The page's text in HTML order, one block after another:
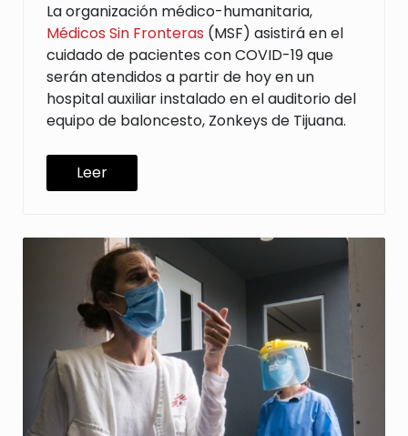
La organización médico-humanitaria,
Médicos Sin Fronteras (MSF) asistirá en el
cuidado de pacientes con COVID-19 que
serán atendidos a partir de hoy en un
hospital auxiliar instalado en el auditorio del
equipo de baloncesto, Zonkeys de Tijuana.
Leer